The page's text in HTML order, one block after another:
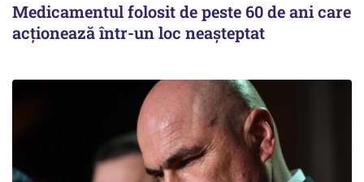
Medicamentul folosit de peste 60 de ani care
acționează într-un loc neașteptat